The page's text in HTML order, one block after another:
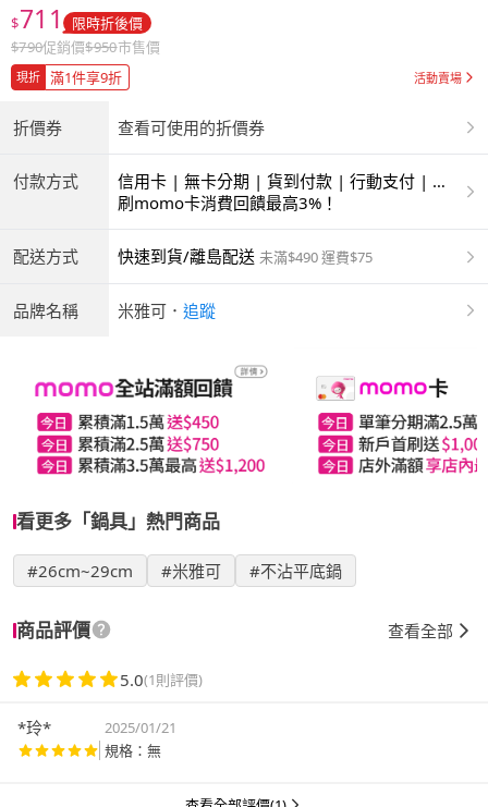
$711 限時折後價
$790促銷價$950市售價
現折 滿1件享9折 活動賣場
折價券 查看可使用的折價券
付款方式
信用卡 | 無卡分期 | 貨到付款 | 行動支付 | 超
商付款 | ATM | 銀聯卡
刷momo卡消費回饋最高3%！
配送方式 快速到貨/離島配送 未滿$490 運費$75
品牌名稱 米雅可 ． 追蹤
看更多「鍋具」熱門商品
#26cm~29cm #米雅可 #不沾平底鍋
商品評價 查看全部
5.0(1則評價)
*玲*
2025/01/21
規格：無